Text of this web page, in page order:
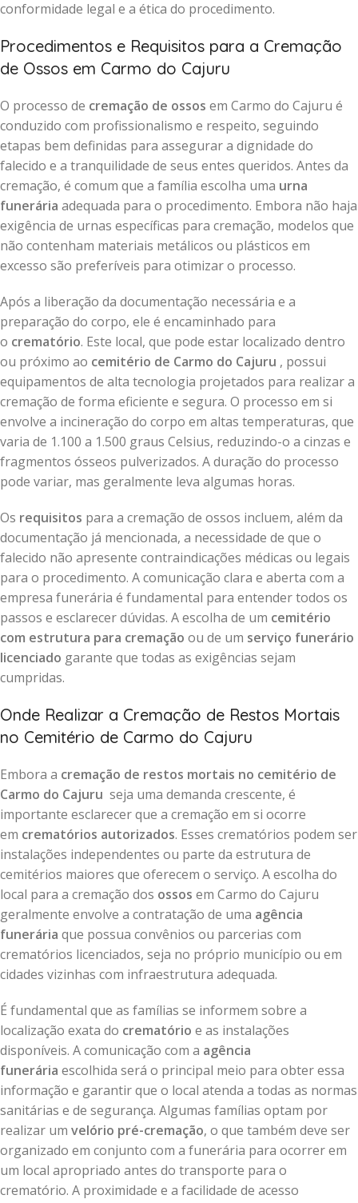
conformidade legal e a ética do procedimento.
Procedimentos e Requisitos para a Cremação
de Ossos em Carmo do Cajuru
O processo de cremação de ossos em Carmo do Cajuru é
conduzido com profissionalismo e respeito, seguindo
etapas bem definidas para assegurar a dignidade do
falecido e a tranquilidade de seus entes queridos. Antes da
cremação, é comum que a família escolha uma urna
funerária adequada para o procedimento. Embora não haja
exigência de urnas específicas para cremação, modelos que
não contenham materiais metálicos ou plásticos em
excesso são preferíveis para otimizar o processo.
Após a liberação da documentação necessária e a
preparação do corpo, ele é encaminhado para
o crematório. Este local, que pode estar localizado dentro
ou próximo ao cemitério de Carmo do Cajuru , possui
equipamentos de alta tecnologia projetados para realizar a
cremação de forma eficiente e segura. O processo em si
envolve a incineração do corpo em altas temperaturas, que
varia de 1.100 a 1.500 graus Celsius, reduzindo-o a cinzas e
fragmentos ósseos pulverizados. A duração do processo
pode variar, mas geralmente leva algumas horas.
Os requisitos para a cremação de ossos incluem, além da
documentação já mencionada, a necessidade de que o
falecido não apresente contraindicações médicas ou legais
para o procedimento. A comunicação clara e aberta com a
empresa funerária é fundamental para entender todos os
passos e esclarecer dúvidas. A escolha de um cemitério
com estrutura para cremação ou de um serviço funerário
licenciado garante que todas as exigências sejam
cumpridas.
Onde Realizar a Cremação de Restos Mortais
no Cemitério de Carmo do Cajuru
Embora a cremação de restos mortais no cemitério de
Carmo do Cajuru seja uma demanda crescente, é
importante esclarecer que a cremação em si ocorre
em crematórios autorizados. Esses crematórios podem ser
instalações independentes ou parte da estrutura de
cemitérios maiores que oferecem o serviço. A escolha do
local para a cremação dos ossos em Carmo do Cajuru
geralmente envolve a contratação de uma agência
funerária que possua convênios ou parcerias com
crematórios licenciados, seja no próprio município ou em
cidades vizinhas com infraestrutura adequada.
É fundamental que as famílias se informem sobre a
localização exata do crematório e as instalações
disponíveis. A comunicação com a agência
funerária escolhida será o principal meio para obter essa
informação e garantir que o local atenda a todas as normas
sanitárias e de segurança. Algumas famílias optam por
realizar um velório pré-cremação, o que também deve ser
organizado em conjunto com a funerária para ocorrer em
um local apropriado antes do transporte para o
crematório. A proximidade e a facilidade de acesso